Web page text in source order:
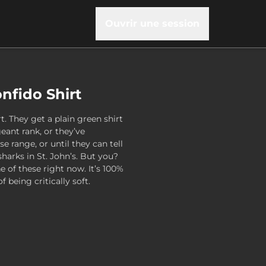
Shirt
They get a plain green shirt
rank, or they’ve
range, or until they can tell
in St. John’s. But you?
of these right now. It’s 100%
being critically soft.